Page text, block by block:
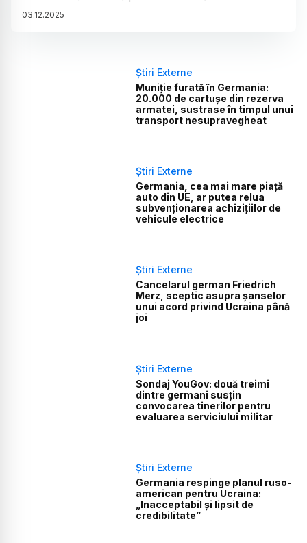
03.12.2025
Știri Externe
Muniție furată în Germania:
20.000 de cartușe din rezerva
armatei, sustrase în timpul unui
transport nesupravegheat
Știri Externe
Germania, cea mai mare piață
auto din UE, ar putea relua
subvenționarea achizițiilor de
vehicule electrice
Știri Externe
Cancelarul german Friedrich
Merz, sceptic asupra șanselor
unui acord privind Ucraina până
joi
Știri Externe
Sondaj YouGov: două treimi
dintre germani susțin
convocarea tinerilor pentru
evaluarea serviciului militar
Știri Externe
Germania respinge planul ruso-
american pentru Ucraina:
„Inacceptabil și lipsit de
credibilitate”